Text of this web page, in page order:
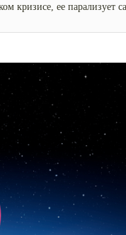
кризисе, ее парализует